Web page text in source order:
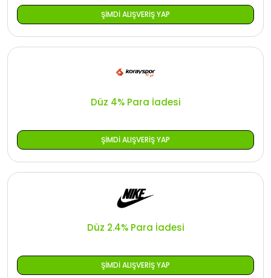
ŞIMDI ALIŞVERIŞ YAP
Düz 4% Para İadesi
ŞIMDI ALIŞVERIŞ YAP
Düz 2.4% Para İadesi
ŞIMDI ALIŞVERIŞ YAP